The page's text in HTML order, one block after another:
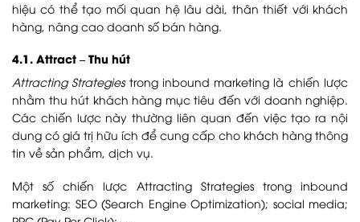
hiệu có thể tạo mối quan hệ lâu dài, thân thiết với khách
hàng, nâng cao doanh số bán hàng.
4.1. Attract – Thu hút
Attracting Strategiestrong inbound marketing là chiến lược
nhằm thu hút khách hàng mục tiêu đến với doanh nghiệp.
Các chiến lược này thường liên quan đến việc tạo ra nội
dung có giá trị hữu ích để cung cấp cho khách hàng thông
tin về sản phẩm, dịch vụ.
Một số chiến lược Attracting Strategies trong inbound
marketing: SEO (Search Engine Optimization); social media;